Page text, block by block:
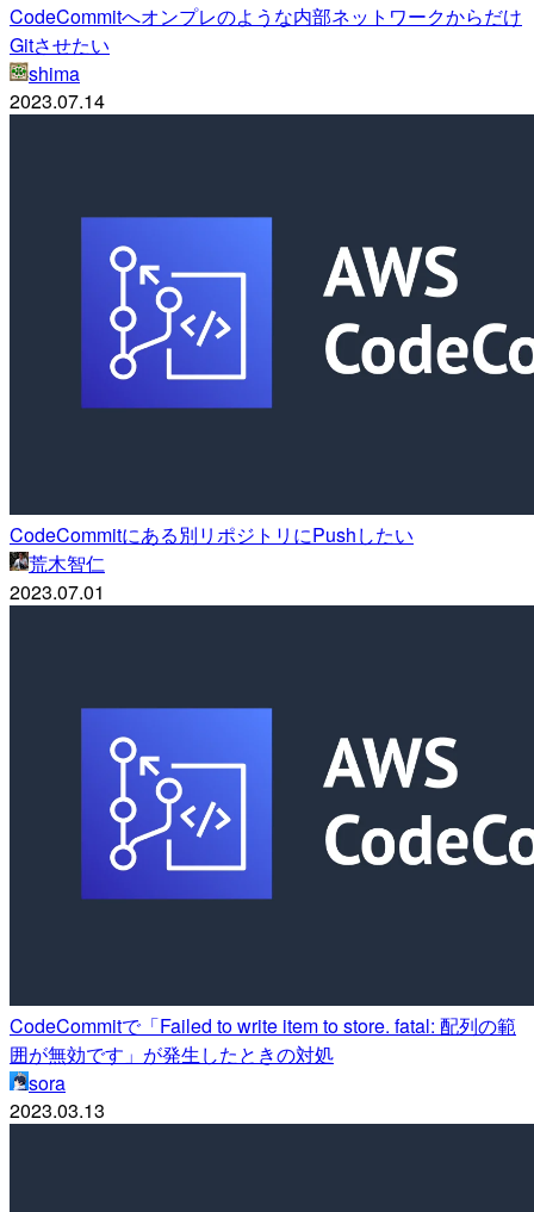
CodeCommitへオンプレのような内部ネットワークからだけ
Gitさせたい
shima
2023.07.14
CodeCommitにある別リポジトリにPushしたい
荒木智仁
2023.07.01
CodeCommitで「Failed to write item to store. fatal: 配列の範
囲が無効です」が発生したときの対処
sora
2023.03.13